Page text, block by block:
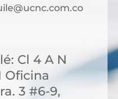
Cl 4 A N
Oficina
3 #6-9,